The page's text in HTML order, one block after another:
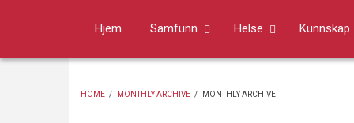
Hjem Samfunn Helse Kunnskap
HOME / MONTHLY ARCHIVE / MONTHLY ARCHIVE